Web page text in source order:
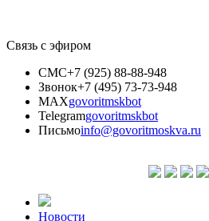
Связь с эфиром
СМС+7 (925) 88-88-948
Звонок+7 (495) 73-73-948
MAXgovoritmskbot
Telegramgovoritmskbot
Письмоinfo@govoritmoskva.ru
Новости